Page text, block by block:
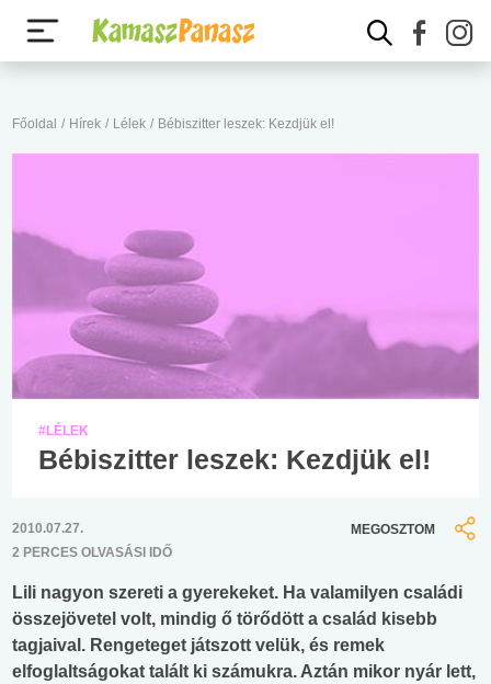
Főoldal / Hírek / Lélek / Bébiszitter leszek: Kezdjük el!
#LÉLEK
Bébiszitter leszek: Kezdjük el!
2010.07.27.
2 PERCES OLVASÁSI IDŐ
MEGOSZTOM
Lili nagyon szereti a gyerekeket. Ha valamilyen családi
összejövetel volt, mindig ő törődött a család kisebb
tagjaival. Rengeteget játszott velük, és remek
elfoglaltságokat talált ki számukra. Aztán mikor nyár lett,